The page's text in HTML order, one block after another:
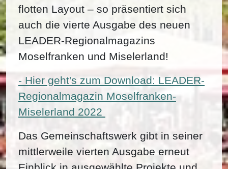
flotten Layout – so präsentiert sich
auch die vierte Ausgabe des neuen
LEADER-Regionalmagazins
Moselfranken und Miselerland!
- Hier geht's zum Download: LEADER-
Regionalmagazin Moselfranken-
Miselerland 2022
Das Gemeinschaftswerk gibt in seiner
mittlerweile vierten Ausgabe erneut